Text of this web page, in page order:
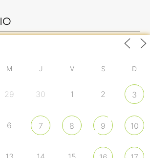
M J V S D
29 30 1 2 3
6 7 8 9 10